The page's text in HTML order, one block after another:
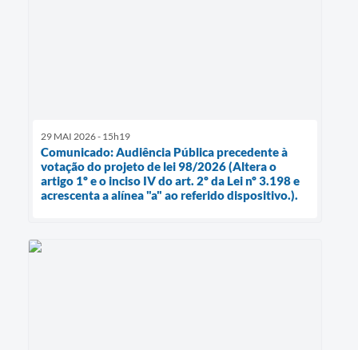
29 MAI 2026 - 15h19
Comunicado: Audiência Pública precedente à
votação do projeto de lei 98/2026 (Altera o
artigo 1º e o inciso IV do art. 2º da Lei nº 3.198 e
acrescenta a alínea "a" ao referido dispositivo.).